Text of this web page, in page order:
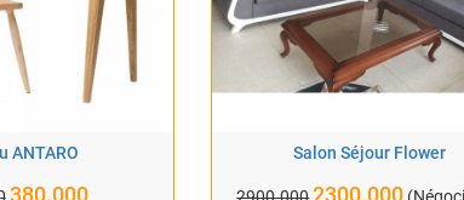
ANTARO
380.000
Salon Séjour Flower
2300.000